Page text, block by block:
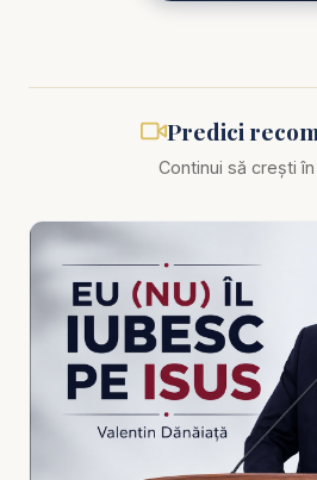
eKV82sp3xNBFw/join
Biblia zilnică: Ascultă Biblia într-
Predici Pastor Valentin
Dumnezeu un popor sfânt? -
Mai are Dumnezeu un popor
care adevărul este relativizat,
normalizat, iar credința riscă să
formă religioasă? Întrebarea nu
identitatea unei confesiuni sau
Predici
Continui să crești